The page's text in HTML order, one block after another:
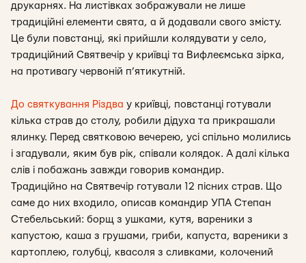
друкарнях. На листівках зображували не лише
традиційні елементи свята, а й додавали свого змісту.
Це були повстанці, які прийшли колядувати у село,
традиційний Святвечір у криївці та Вифлеємська зірка,
на противагу червоній п’ятикутній.
До святкування Різдва у криївці, повстанці готували
кілька страв до столу, робили дідуха та прикрашали
ялинку. Перед святковою вечерею, усі спільно молились
і згадували, яким був рік, співали колядок. А далі кілька
слів і побажань завжди говорив командир.
Традиційно на Святвечір готували 12 пісних страв. Що
саме до них входило, описав командир УПА Степан
Стебельський: борщ з ушками, кутя, вареники з
капустою, каша з грушами, гриби, капуста, вареники з
картоплею, голубці, квасоля з сливками, колочений